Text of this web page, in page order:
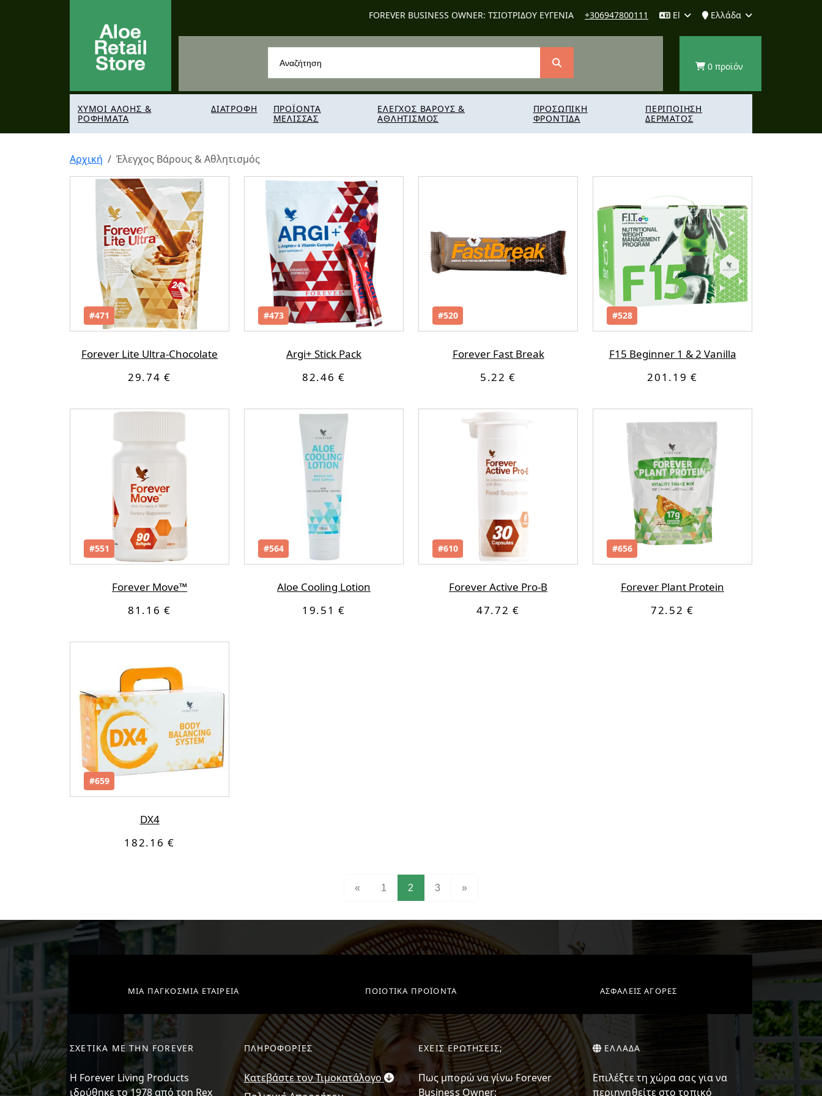
FOREVER BUSINESS OWNER: ΤΣΙΟΤΡΙΔΟΥ ΕΥΓΕΝΙΑ +306947800111 El Ελλάδα
0 προϊόν
ΧΥΜΟΙ ΑΛΟΗΣ &
ΡΟΦΗΜΑΤΑ
ΔΙΑΤΡΟΦΗ
ΠΡΟΪΟΝΤΑ
ΜΕΛΙΣΣΑΣ
ΕΛΕΓΧΟΣ ΒΑΡΟΥΣ &
ΑΘΛΗΤΙΣΜΟΣ
ΠΡΟΣΩΠΙΚΗ
ΦΡΟΝΤΙΔΑ
ΠΕΡΙΠΟΙΗΣΗ
ΔΕΡΜΑΤΟΣ
Αρχική Έλεγχος Βάρους & Αθλητισμός
#471
Forever Lite Ultra-Chocolate
29.74 €
#473
Argi+ Stick Pack
82.46 €
#520
Forever Fast Break
5.22 €
#528
F15 Beginner 1 & 2 Vanilla
201.19 €
#551
Forever Move™
81.16 €
#564
Aloe Cooling Lotion
19.51 €
#610
Forever Active Pro-B
47.72 €
#656
Forever Plant Protein
72.52 €
#659
DX4
182.16 €
« 1 2 (current)
3 »
ΜΙΑ ΠΑΓΚΟΣΜΙΑ ΕΤΑΙΡΕΙΑ ΠΟΙΟΤΙΚΑ ΠΡΟΪΟΝΤΑ ΑΣΦΑΛΕΙΣ ΑΓΟΡΕΣ
ΣΧΕΤΙΚΑ ΜΕ ΤΗΝ FOREVER
H Forever Living Products
ιδρύθηκε το 1978 από τon Rex
ΠΛΗΡΟΦΟΡΙΕΣ
Κατεβάστε τον Τιμοκατάλογο
ΕΧΕΙΣ ΕΡΩΤΗΣΕΙΣ;
Πως μπορώ να γίνω Forever
Business Owner;
ΕΛΛΑΔΑ
Επιλέξτε τη χώρα σας για να
περιηγηθείτε στο τοπικό